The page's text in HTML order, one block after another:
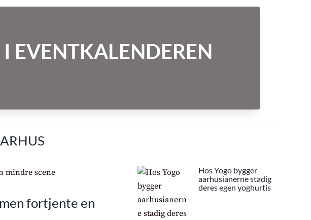
EVENTKALENDEREN
fortjente en
Hos Yogo bygger
aarhusianerne stadig
deres egen yoghurtis